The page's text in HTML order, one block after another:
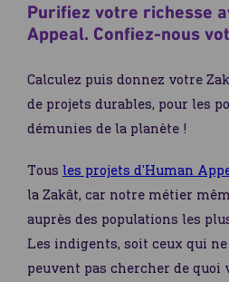
Purifiez votre richesse
Appeal. Confiez-nous
Calculez puis donnez votre
de projets durables, pour les
démunies de la planète !
Tous les projets d'Human
la Zakât, car notre métier
auprès des populations les
Les indigents, soit ceux qui
peuvent pas chercher de quoi